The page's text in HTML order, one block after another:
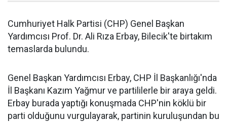
Cumhuriyet Halk Partisi (CHP) Genel Başkan
Yardımcısı Prof. Dr. Ali Rıza Erbay, Bilecik'te birtakım
temaslarda bulundu.
Genel Başkan Yardımcısı Erbay, CHP İl Başkanlığı'nda
İl Başkanı Kazım Yağmur ve partililerle bir araya geldi.
Erbay burada yaptığı konuşmada CHP'nin köklü bir
parti olduğunu vurgulayarak, partinin kuruluşundan bu